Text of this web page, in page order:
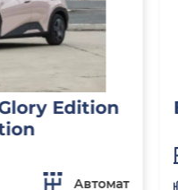
Edition
Автомат